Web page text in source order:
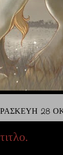
28